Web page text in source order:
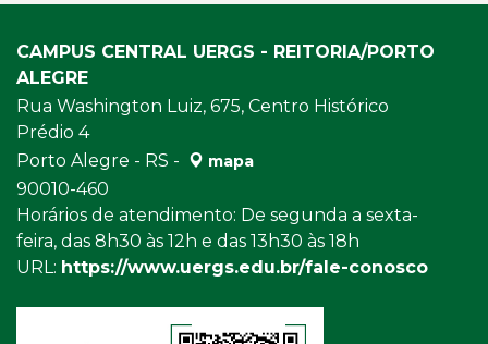
CAMPUS CENTRAL UERGS - REITORIA/PORTO
ALEGRE
Rua Washington Luiz, 675, Centro Histórico
Prédio 4
Porto Alegre - RS -
mapa
90010-460
Horários de atendimento: De segunda a sexta-
feira, das 8h30 às 12h e das 13h30 às 18h
URL: https://www.uergs.edu.br/fale-conosco